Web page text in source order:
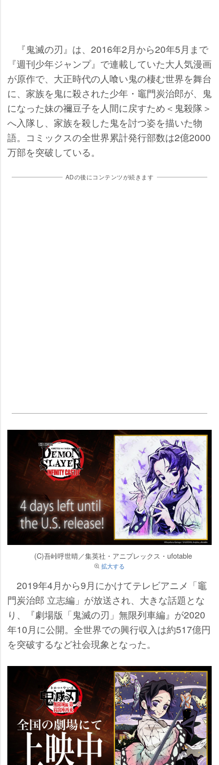
『鬼滅の刃』は、2016年2月から20年5月まで
『週刊少年ジャンプ』で連載していた大人気漫画
が原作で、大正時代の人喰い鬼の棲む世界を舞台
に、家族を鬼に殺された少年・竈門炭治郎が、鬼
になった妹の禰豆子を人間に戻すため＜鬼殺隊＞
へ入隊し、家族を殺した鬼を討つ姿を描いた物
語。コミックスの全世界累計発行部数は2億2000
万部を突破している。
ADの後にコンテンツが続きます
(C)吾峠呼世晴／集英社・アニプレックス・ufotable
拡大する
2019年4月から9月にかけてテレビアニメ「竈
門炭治郎 立志編」が放送され、大きな話題とな
り、『劇場版「鬼滅の刃」無限列車編』が2020
年10月に公開。全世界での興行収入は約517億円
を突破するなど社会現象となった。